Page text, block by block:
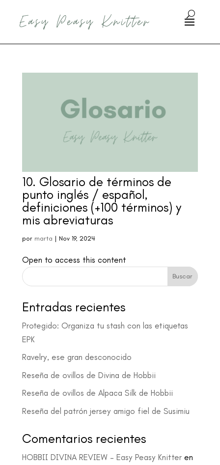
10. Glosario de términos de
punto inglés / español,
definiciones (+100 términos) y
mis abreviaturas
por marta | Nov 19, 2024
Open to access this content
Buscar
Entradas recientes
Protegido: Organiza tu stash con las etiquetas
EPK
Ravelry, ese gran desconocido
Reseña de ovillos de Divina de Hobbii
Reseña de ovillos de Alpaca Silk de Hobbii
Reseña del patrón jersey amigo fiel de Susimiu
Comentarios recientes
HOBBII DIVINA REVIEW – Easy Peasy Knitteren